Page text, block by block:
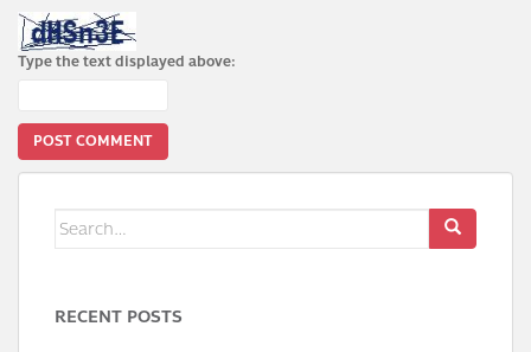
Type the text displayed above:
Search
for:
RECENT POSTS